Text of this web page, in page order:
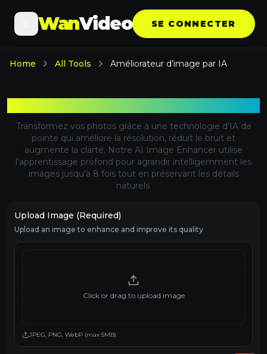
WanVideo SE CONNECTER
Home All Tools Améliorateur d’image par IA
Transformez vos photos grâce à une technologie d’IA de
pointe qui améliore la résolution, réduit le bruit et
augmente la clarté. Notre AI Image Enhancer utilise
l’apprentissage profond pour agrandir intelligemment les
images jusqu’à 8 fois tout en préservant les détails
naturels.
Upload Image (Required)
Upload an image to enhance and improve its quality
Click or drag to upload image
JPEG, PNG, WebP (max 5MB)